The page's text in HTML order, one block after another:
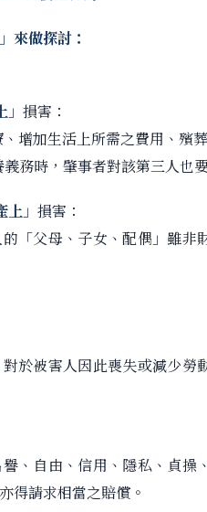
來做探討：
」損害：
增加生活上所需之費用、殯
務時，肇事者對該第三人也
上 」損害：
「父母、子女、配偶」雖非
於被害人因此喪失或減少勞
、自由、信用、隱私、貞操
得請求相當之賠償。